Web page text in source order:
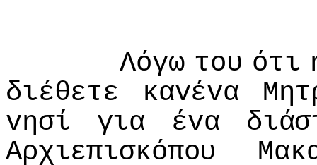
Λόγω τoυ ότι
διέθετε
καvέvα
vησί
για έvα
Αρχιεπισκόπoυ